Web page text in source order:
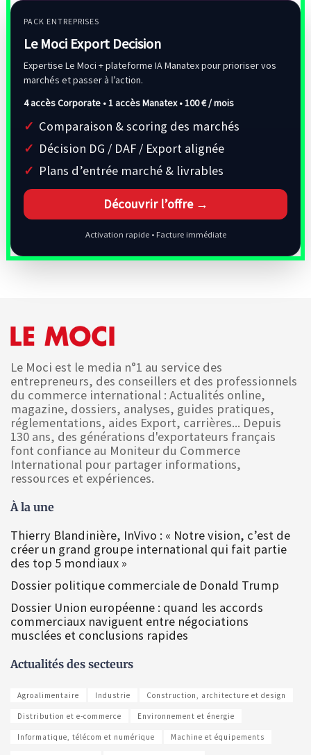
PACK ENTREPRISES
Le Moci Export Decision
Expertise Le Moci + plateforme IA Manatex pour prioriser vos
marchés et passer à l’action.
4 accès Corporate • 1 accès Manatex •100 € / mois
Comparaison & scoring des marchés
Décision DG / DAF / Export alignée
Plans d’entrée marché & livrables
Découvrir l’offre →
Activation rapide • Facture immédiate
Le Moci est le media n°1 au service des
entrepreneurs, des conseillers et des professionnels
du commerce international : Actualités online,
magazine, dossiers, analyses, guides pratiques,
réglementations, aides Export, carrières... Depuis
130 ans, des générations d'exportateurs français
font confiance au Moniteur du Commerce
International pour partager informations,
ressources et expériences.
À la une
Thierry Blandinière, InVivo : « Notre vision, c’est de
créer un grand groupe international qui fait partie
des top 5 mondiaux »
Dossier politique commerciale de Donald Trump
Dossier Union européenne : quand les accords
commerciaux naviguent entre négociations
musclées et conclusions rapides
Actualités des secteurs
Agroalimentaire Industrie Construction, architecture et design
Distribution et e-commerce Environnement et énergie
Informatique, télécom et numérique Machine et équipements